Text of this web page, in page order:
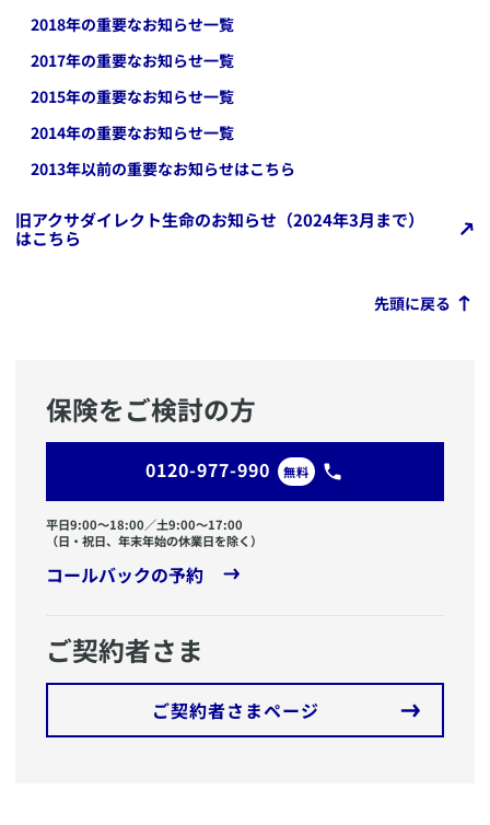
2018年の重要なお知らせ一覧
2017年の重要なお知らせ一覧
2015年の重要なお知らせ一覧
2014年の重要なお知らせ一覧
2013年以前の重要なお知らせはこちら
旧アクサダイレクト生命のお知らせ（2024年3月まで）
はこちら
先頭に戻る
保険をご検討の方
0120-977-990 無料
平日9:00〜18:00／土9:00〜17:00
（日・祝日、年末年始の休業日を除く）
コールバックの予約
ご契約者さま
ご契約者さまページ